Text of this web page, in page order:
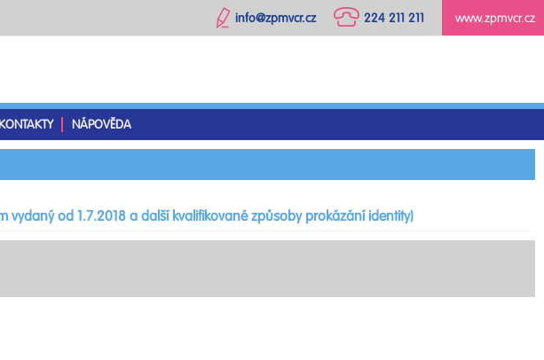
www.zpmvcr.cz
224 211 211
info@zpmvcr.cz
NÁPOVĚDA
vydaný od 1.7.2018 a další kvalifikované způsoby prokázání identity)